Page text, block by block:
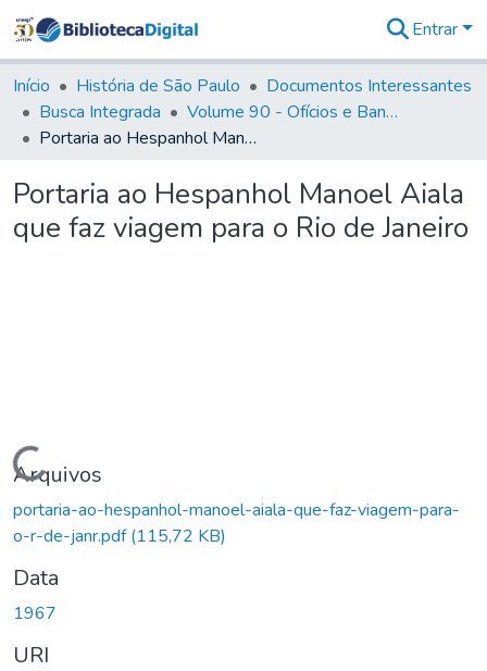
&
Coleções
Tudo na
Biblioteca
Estatísticas
Entrar
Início História de São Paulo
Documentos Interessantes
Busca Integrada
Volume 90 - Ofícios e Bandos do Capitão General, Conde de Palma, aos funcionários da Capitania (1814- 1817)
Portaria ao Hespanhol Manoel Aiala que faz viagem para o Rio de Janeiro
Portaria ao Hespanhol Manoel Aiala
que faz viagem para o Rio de Janeiro
Carregando...
Arquivos
portaria-ao-hespanhol-manoel-aiala-que-faz-viagem-para-
o-r-de-janr.pdf(115,72 KB)
Data
1967
URI